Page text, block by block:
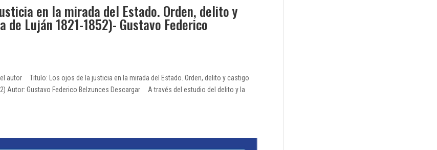
en la mirada del Estado. Orden, delito y
de Luján 1821-1852)- Gustavo Federico
autor Titulo: Los ojos de la justicia en la mirada del Estado. Orden, delito y castigo
Autor: Gustavo Federico Belzunces Descargar A través del estudio del delito y la